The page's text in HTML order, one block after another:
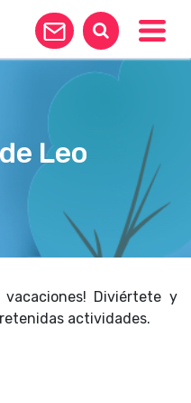
Leo
Diviértete y
actividades.